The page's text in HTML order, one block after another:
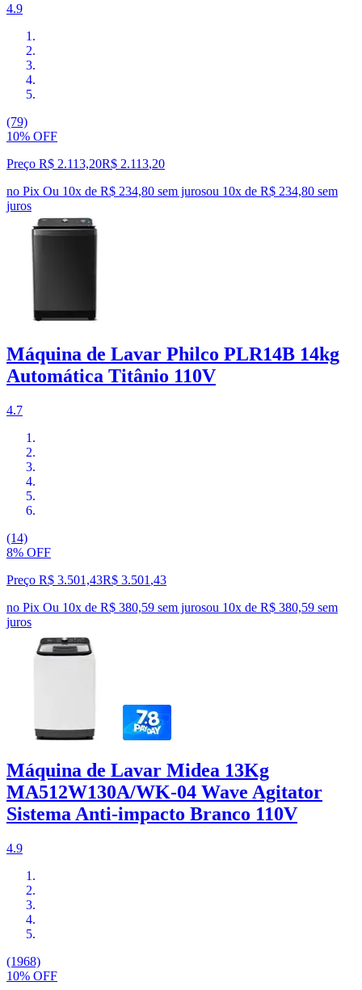
4.9
(79)
10% OFF
Preço R$ 2.113,20R$ 2.113,20
no Pix Ou 10x de R$ 234,80 sem jurosou 10x de R$ 234,80 sem
juros
Máquina de Lavar Philco PLR14B 14kg
Automática Titânio 110V
4.7
(14)
8% OFF
Preço R$ 3.501,43R$ 3.501 ,43
no Pix Ou 10x de R$ 380,59 sem jurosou 10x de R$ 380,59 sem
juros
Máquina de Lavar Midea 13Kg
MA512W130A/WK-04 Wave Agitator
Sistema Anti-impacto Branco 110V
4.9
(1968)
10% OFF